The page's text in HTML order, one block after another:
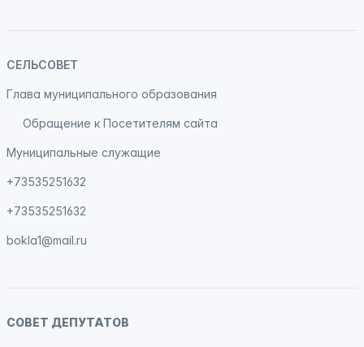
СЕЛЬСОВЕТ
Глава муниципального образования
Обращение к Посетителям сайта
Муниципальные служащие
+73535251632
+73535251632
bokla1@mail.ru
СОВЕТ ДЕПУТАТОВ